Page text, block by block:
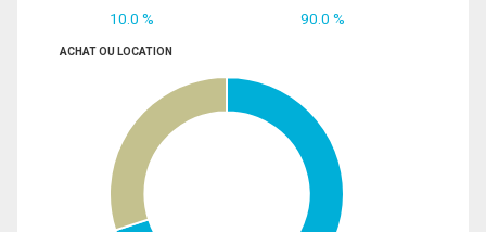
10.0 % 90.0 %
ACHAT OU LOCATION